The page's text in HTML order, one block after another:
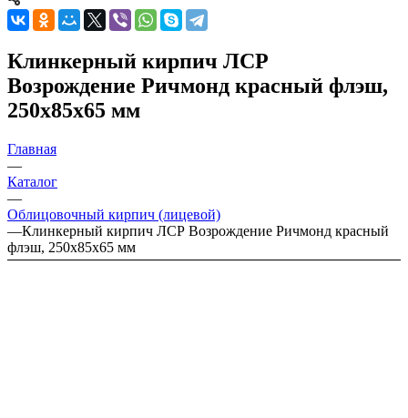
Клинкерный кирпич ЛСР
Возрождение Ричмонд красный флэш,
250x85x65 мм
Главная
—
Каталог
—
Облицовочный кирпич (лицевой)
—Клинкерный кирпич ЛСР Возрождение Ричмонд красный
флэш, 250x85x65 мм